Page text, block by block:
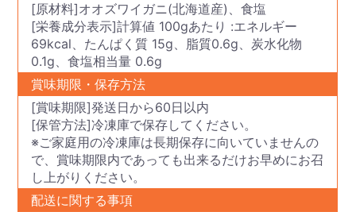
[原材料]オオズワイガニ(北海道産)、食塩
[栄養成分表示]計算値 100gあたり :エネルギー
69kcal、たんぱく質 15g、脂質0.6g、炭水化物
0.1g、食塩相当量 0.6g
賞味期限・保存方法
[賞味期限]発送日から60日以内
[保管方法]冷凍庫で保存してください。
※ご家庭用の冷凍庫は長期保存に向いていませんの
で、賞味期限内であっても出来るだけお早めにお召
し上がりください。
配送に関する事項